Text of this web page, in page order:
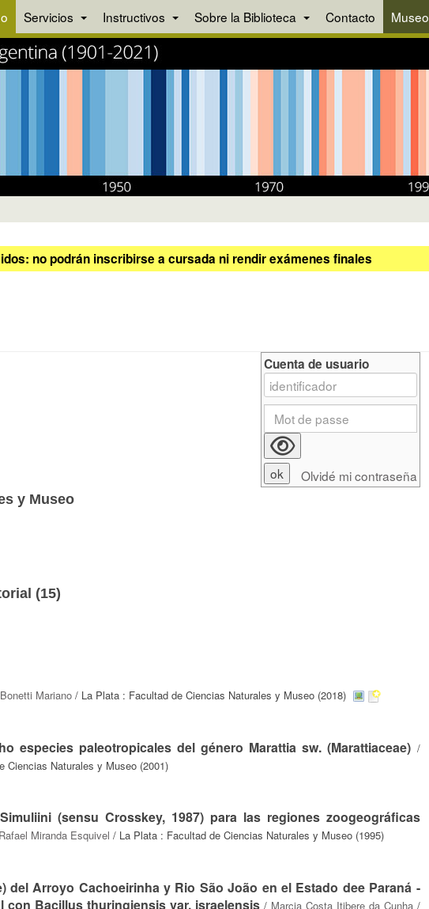
Servicios Instructivos Sobre la Biblioteca Contacto Museo
no podrán inscribirse a cursada ni rendir exámenes finales
y Museo
(15)
Mariano / La Plata : Facultad de Ciencias Naturales y Museo (2018)
especies paleotropicales del género Marattia sw. (Marattiaceae) /
Ciencias Naturales y Museo (2001)
(sensu Crosskey, 1987) para las regiones zoogeográficas
Miranda Esquivel / La Plata : Facultad de Ciencias Naturales y Museo (1995)
del Arroyo Cachoeirinha y Rio São João en el Estado dee Paraná -
Bacillus thuringiensis var. israelensis/ Marcia Costa Itibere da Cunha/
Cuenta de usuario
Olvidé mi contraseña